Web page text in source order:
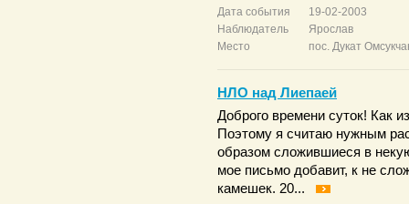
Дата события
19-02-2003
Наблюдатель
Ярослав
Место
пос. Дукат
НЛО над Лиепаей
Доброго времени суток! Как
Поэтому я считаю нужным
образом сложившиеся в
мое письмо добавит, к не
камешек. 20...